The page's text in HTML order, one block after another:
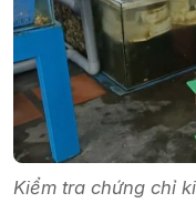
Kiểm tra chứng chỉ